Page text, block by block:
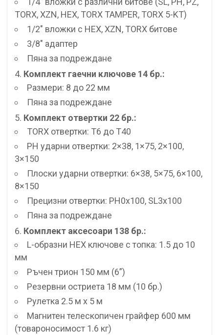
TORX, XZN, HEX, TORX TAMPER, TORX 5-KT)
1/2″ вложки с HEX, XZN, TORX битове
3/8″ адаптер
Пяна за подреждане
Комплект гаечни ключове 14 бр.:
Размери: 8 до 22 мм
Пяна за подреждане
Комплект отвертки 22 бр.:
TORX отвертки: T6 до T40
PH ударни отвертки: 2×38, 1×75, 2×100,
3×150
Плоски ударни отвертки: 6×38, 5×75, 6×100,
8×150
Прецизни отвертки: PH0x100, SL3x100
Пяна за подреждане
Комплект аксесоари 138 бр.:
L-образни HEX ключове с топка: 1.5 до 10
мм
Ръчен трион 150 мм (6”)
Резервни остриета 18 мм (10 бр.)
Рулетка 2.5 м x 5 м
Магнитен телескопичен грайфер 600 мм
(товароносимост 1.6 кг)